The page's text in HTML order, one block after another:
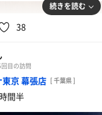
続きを読む
38
目の訪問
京 幕張店 [ 千葉県 ]
間半